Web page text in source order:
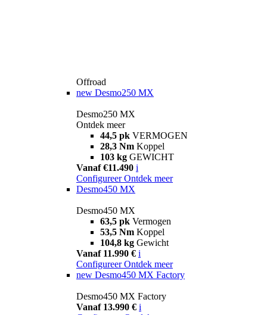
Offroad
new Desmo250 MX
Desmo250 MX
Ontdek meer
44,5 pk VERMOGEN
28,3 Nm Koppel
103 kg GEWICHT
Vanaf €11.490 i
Configureer Ontdek meer
Desmo450 MX
Desmo450 MX
63,5 pk Vermogen
53,5 Nm Koppel
104,8 kg Gewicht
Vanaf 11.990 € i
Configureer Ontdek meer
new Desmo450 MX Factory
Desmo450 MX Factory
Vanaf 13.990 € i